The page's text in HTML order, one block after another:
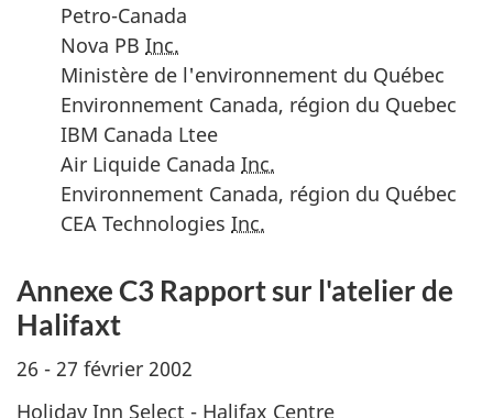
Petro-Canada
Nova PB Inc.
Ministère de l'environnement du Québec
Environnement Canada, région du Quebec
IBM Canada Ltee
Air Liquide Canada Inc.
Environnement Canada, région du Québec
CEA Technologies Inc.
Annexe C3 Rapport sur l'atelier de
Halifaxt
26 - 27 février 2002
Holiday Inn Select - Halifax Centre